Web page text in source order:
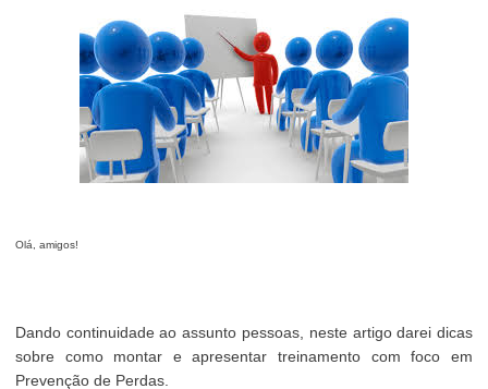
Olá, amigos!
Dando continuidade ao assunto pessoas, neste artigo darei dicas
sobre como montar e apresentar treinamento com foco em
Prevenção de Perdas.